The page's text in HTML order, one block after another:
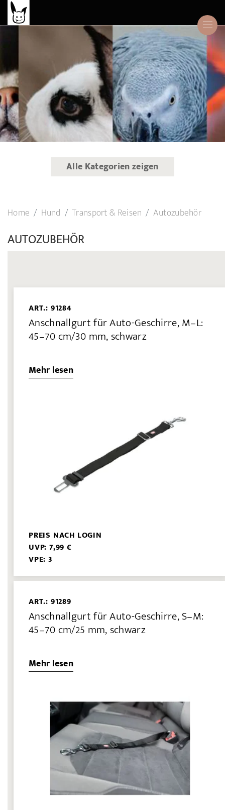
Alle Kategorien zeigen
Home Hund Transport & Reisen Autozubehör
AUTOZUBEHÖR
ART.: 91284
Anschnallgurt für Auto-Geschirre, M–L:
45–70 cm/30 mm, schwarz
Mehr lesen
PREIS NACH LOGIN
UVP: 7,99 €
VPE: 3
ART.: 91289
Anschnallgurt für Auto-Geschirre, S–M:
45–70 cm/25 mm, schwarz
Mehr lesen